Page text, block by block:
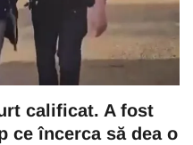
calificat. A fost
ce încerca să dea o